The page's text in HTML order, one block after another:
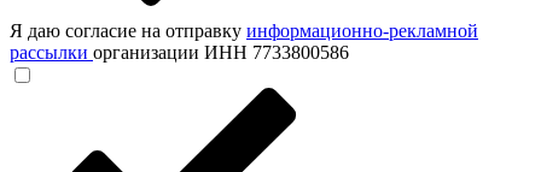
Я даю согласие на отправку информационно-рекламной
рассылки организации ИНН 7733800586